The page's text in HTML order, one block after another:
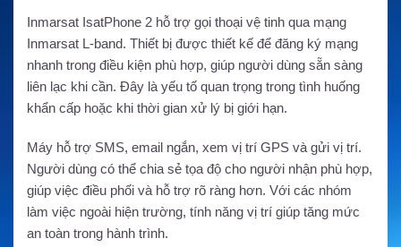
Inmarsat IsatPhone 2 hỗ trợ gọi thoại vệ tinh qua mạng
Inmarsat L-band. Thiết bị được thiết kế để đăng ký mạng
nhanh trong điều kiện phù hợp, giúp người dùng sẵn sàng
liên lạc khi cần. Đây là yếu tố quan trọng trong tình huống
khẩn cấp hoặc khi thời gian xử lý bị giới hạn.
Máy hỗ trợ SMS, email ngắn, xem vị trí GPS và gửi vị trí.
Người dùng có thể chia sẻ tọa độ cho người nhận phù hợp,
giúp việc điều phối và hỗ trợ rõ ràng hơn. Với các nhóm
làm việc ngoài hiện trường, tính năng vị trí giúp tăng mức
an toàn trong hành trình.